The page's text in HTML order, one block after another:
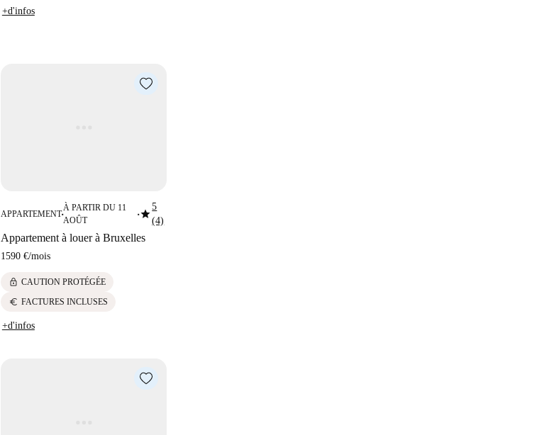
+d'infos
APPARTEMENT■
À PARTIR DU 11
AOÛT
■star5
(4)
Appartement à louer à Bruxelles
1590 €/mois
lock CAUTION PROTÉGÉE
euro FACTURES INCLUSES
+d'infos